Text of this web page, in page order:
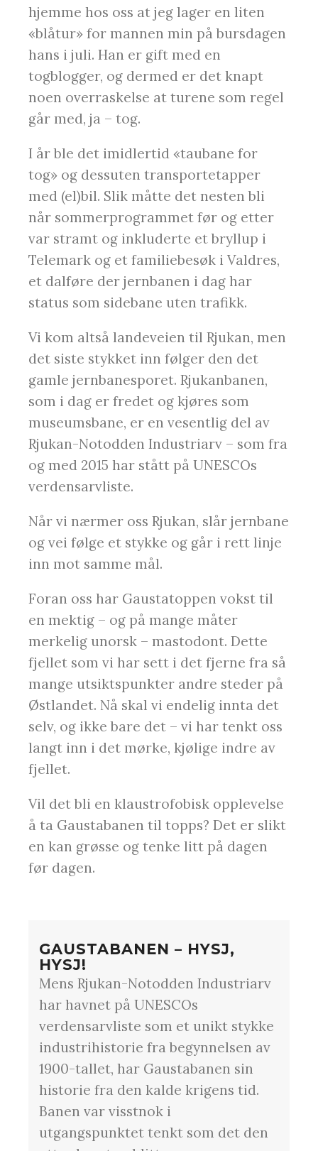
hjemme hos oss at jeg lager en liten
«blåtur» for mannen min på bursdagen
hans i juli. Han er gift med en
togblogger, og dermed er det knapt
noen overraskelse at turene som regel
går med, ja – tog.
I år ble det imidlertid «taubane for
tog» og dessuten transportetapper
med (el)bil. Slik måtte det nesten bli
når sommerprogrammet før og etter
var stramt og inkluderte et bryllup i
Telemark og et familiebesøk i Valdres,
et dalføre der jernbanen i dag har
status som sidebane uten trafikk.
Vi kom altså landeveien til Rjukan, men
det siste stykket inn følger den det
gamle jernbanesporet. Rjukanbanen,
som i dag er fredet og kjøres som
museumsbane, er en vesentlig del av
Rjukan-Notodden Industriarv – som fra
og med 2015 har stått på UNESCOs
verdensarvliste.
Når vi nærmer oss Rjukan, slår jernbane
og vei følge et stykke og går i rett linje
inn mot samme mål.
Foran oss har Gaustatoppen vokst til
en mektig – og på mange måter
merkelig unorsk – mastodont. Dette
fjellet som vi har sett i det fjerne fra så
mange utsiktspunkter andre steder på
Østlandet. Nå skal vi endelig innta det
selv, og ikke bare det – vi har tenkt oss
langt inn i det mørke, kjølige indre av
fjellet.
Vil det bli en klaustrofobisk opplevelse
å ta Gaustabanen til topps? Det er slikt
en kan grøsse og tenke litt på dagen
før dagen.
GAUSTABANEN – HYSJ,
HYSJ!
Mens Rjukan-Notodden Industriarv
har havnet på UNESCOs
verdensarvliste som et unikt stykke
industrihistorie fra begynnelsen av
1900-tallet, har Gaustabanen sin
historie fra den kalde krigens tid.
Banen var visstnok i
utgangspunktet tenkt som det den